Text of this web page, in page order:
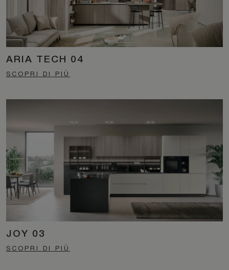
ARIA TECH 04
SCOPRI DI PIÙ
JOY 03
SCOPRI DI PIÙ